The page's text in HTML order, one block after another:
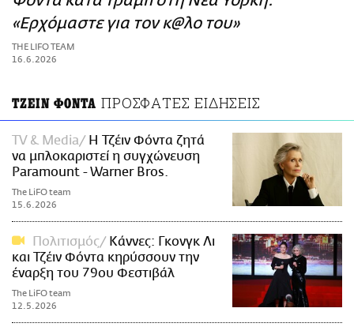
ΑΜΠΑ
PRINT
«Ερχόμαστε για τον κ@λο του»
THE LIFO TEAM
16.6.2026
ΤΖΕΙΝ ΦΟΝΤΑ ΠΡΟΣΦΑΤΕΣ ΕΙΔΗΣΕΙΣ
TV & Media
Η Τζέιν Φόντα ζητά
να μπλοκαριστεί η συγχώνευση
Paramount - Warner Bros.
The LiFO team
15.6.2026
Πολιτισμός
Κάννες: Γκονγκ Λι
και Τζέιν Φόντα κηρύσσουν την
έναρξη του 79ου Φεστιβάλ
The LiFO team
12.5.2026